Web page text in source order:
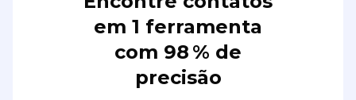
em 1 ferramenta
com 98 % de
precisão